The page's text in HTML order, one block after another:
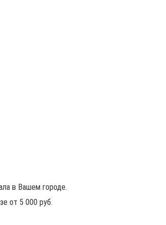
в Вашем городе.
от 5 000 руб.